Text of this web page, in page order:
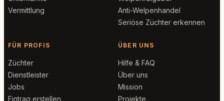
Vermittlung
Anti-Welpenhandel
Seriöse Züchter erkennen
FÜR PROFIS
Züchter
Dienstleister
Jobs
Eintrag erstellen
ÜBER UNS
Hilfe & FAQ
Über uns
Mission
Projekte